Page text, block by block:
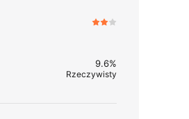
9.6%
Rzeczywisty